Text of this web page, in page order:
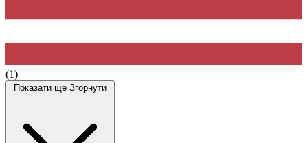
(1)
Показати ще Згорнути